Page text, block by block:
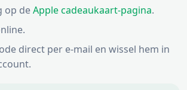
op deApple cadeaukaart-pagina.
direct per e-mail en wissel hem in